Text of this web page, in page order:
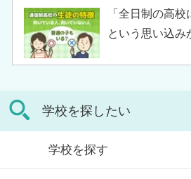
リット・デメリ
ます。
行ったからとい
は決してありま
の記事では、通
が人生終わりで
せた高校選びに
「全日制の高校
という思い込み
生徒」などが通
観がある人もい
増加傾向にあり
学校を探したい
学校を探す